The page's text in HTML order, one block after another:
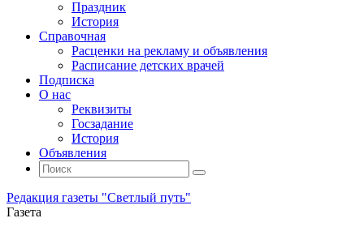
Праздник
История
Справочная
Расценки на рекламу и объявления
Расписание детских врачей
Подписка
О нас
Реквизиты
Госзадание
История
Объявления
Поиск
Искать:
Поиск
Редакция газеты "Светлый путь"
Газета